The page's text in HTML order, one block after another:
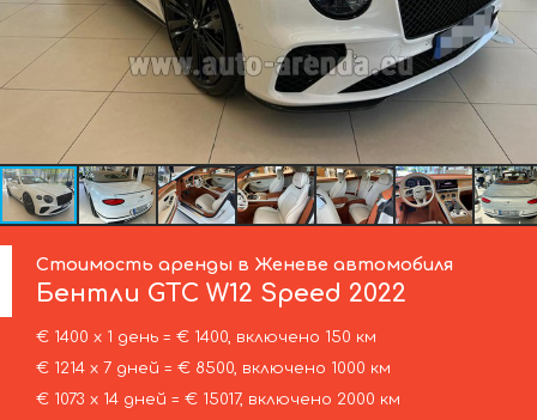
Стоимость аренды в Женеве автомобиля
Бентли GTC W12 Speed 2022
€ 1400 х 1 день = € 1400, включено 150 км
€ 1214 х 7 дней = € 8500, включено 1000 км
€ 1073 х 14 дней = € 15017, включено 2000 км